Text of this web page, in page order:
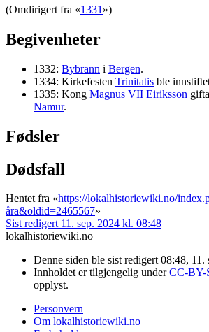
(Omdirigert fra «1331 »)
Begivenheter
1332: Bybrann i Bergen.
1334: Kirkefesten Trinitatis ble
1335: Kong Magnus VII Eiriksson
Namur.
Fødsler
Dødsfall
Hentet fra «https://lokalhistoriewiki.no/
åra&oldid=2465567»
Sist redigert 11. sep. 2024 kl. 08:48
lokalhistoriewiki.no
Denne siden ble sist redigert 08:48, 11.
Innholdet er tilgjengelig underCC-BY-
opplyst.
Personvern
Om lokalhistoriewiki.no